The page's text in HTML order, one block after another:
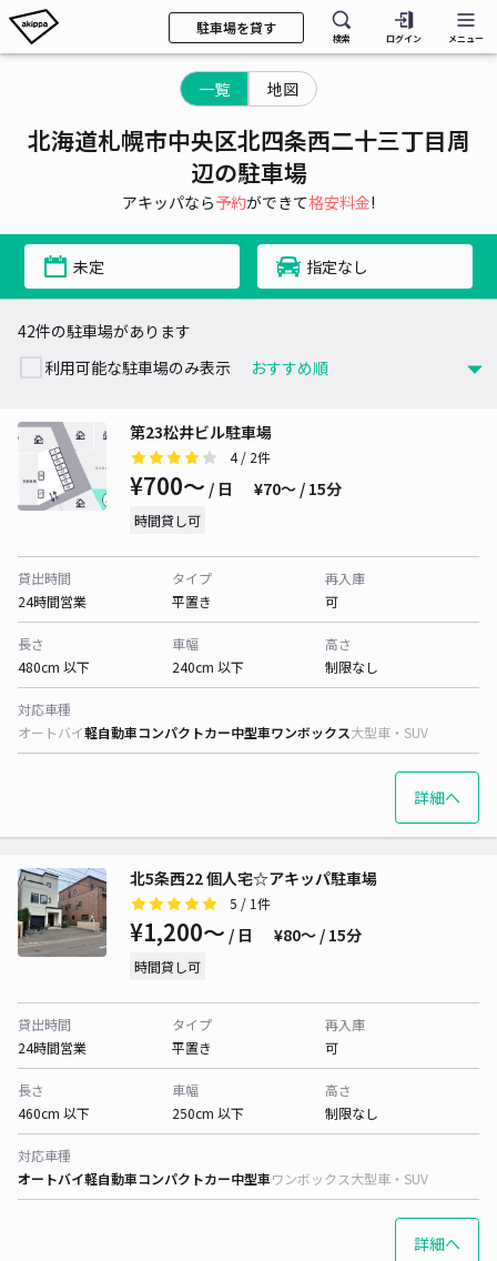
駐車場を貸す
検索 ログイン メニュー
一覧 地図
北海道札幌市中央区北四条西二十三丁目周
辺の駐車場
アキッパなら予約ができて格安料金!
未定 指定なし
42件の駐車場があります
利用可能な駐車場のみ表示
第23松井ビル駐車場
4/ 2件
¥700〜 / 日 ¥70〜 / 15分
時間貸し可
貸出時間
24時間営業
タイプ
平置き
再入庫
可
長さ
480cm 以下
車幅
240cm 以下
高さ
制限なし
対応車種
オートバイ軽自動車コンパクトカー中型車ワンボックス大型車・SUV
詳細へ
北5条西22 個人宅☆アキッパ駐車場
5 / 1件
¥1,200〜 / 日 ¥80〜 / 15分
時間貸し可
貸出時間
24時間営業
タイプ
平置き
再入庫
可
長さ
460cm 以下
車幅
250cm 以下
高さ
制限なし
対応車種
オートバイ軽自動車コンパクトカー中型車ワンボックス大型車・SUV
詳細へ